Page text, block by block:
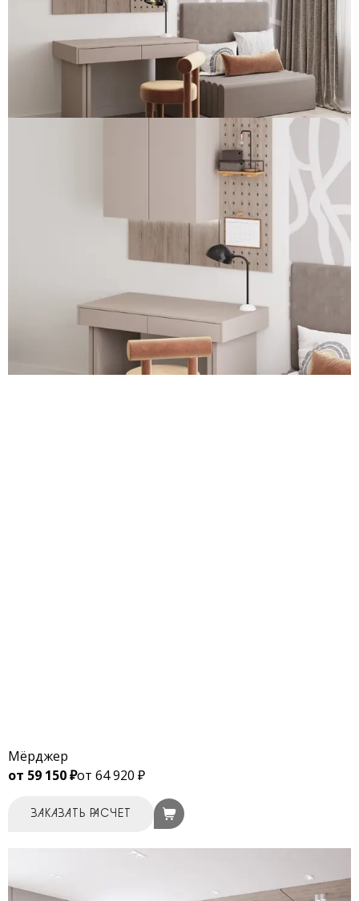
Мёрджер
от 59 150 ₽от 64 920 ₽
ЗАКАЗАТЬ РАСЧЕТ